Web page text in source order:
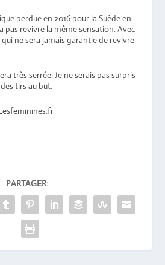
perdue en 2016 pour la Suède en
pas revivre la même sensation. Avec
ne sera jamais garantie de revivre
très serrée. Je ne serais pas surpris
tirs au but.
PARTAGER: